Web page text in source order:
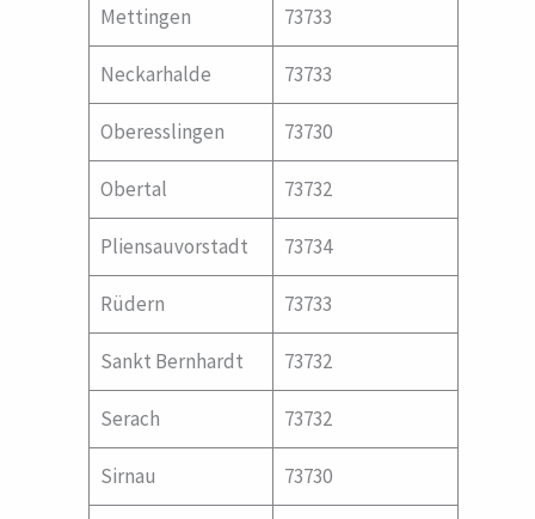
Mettingen 73733
Neckarhalde 73733
Oberesslingen 73730
Obertal 73732
Pliensauvorstadt 73734
Rüdern 73733
Sankt Bernhardt 73732
Serach 73732
Sirnau 73730